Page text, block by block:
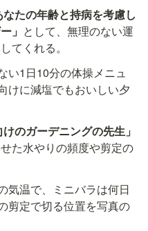
なたの年齢と持病を考慮し
」 として、無理のない運
てくれる。
い1日10分の体操メニュ
けに減塩でもおいしい夕
けのガーデニングの先生」
た水やりの頻度や剪定の
気温で、ミニバラは何日
剪定で切る位置を写真の